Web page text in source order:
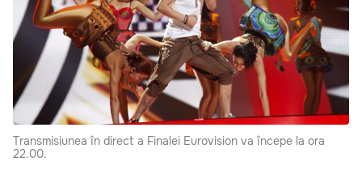
Transmisiunea în direct a Finalei Eurovision va începe la ora
22.00.